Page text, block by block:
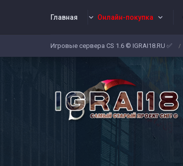
Главная Онлайн-покупка
Игровые сервера CS 1.6 © IGRAI18.RU ✅ /